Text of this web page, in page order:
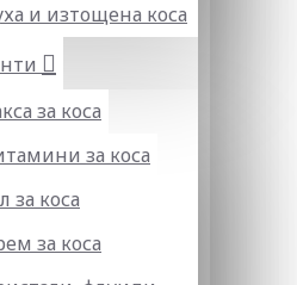
и изтощена коса
за коса
за коса
за коса
за коса